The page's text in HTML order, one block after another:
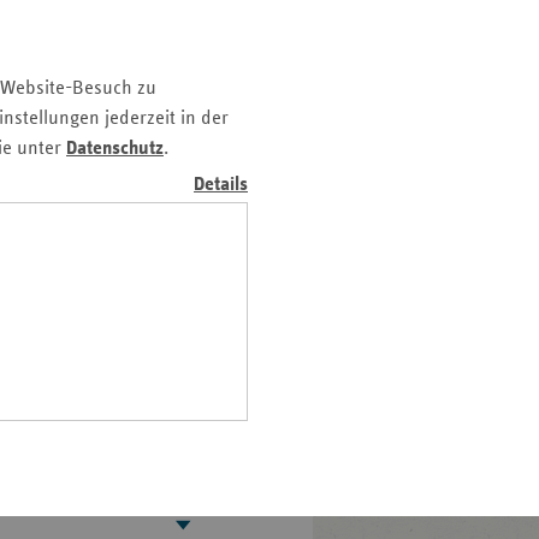
Besuch zu
jederzeit in der
unter Datenschutz.
Details
und
Laut